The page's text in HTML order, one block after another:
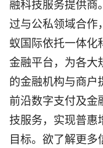
融科技服务提供商
过与公私领域合作
蚁国际依托一体化
金融平台，为各大
的金融机构与商户
前沿数字支付及金
技服务，实现普惠
目标。欲了解更多